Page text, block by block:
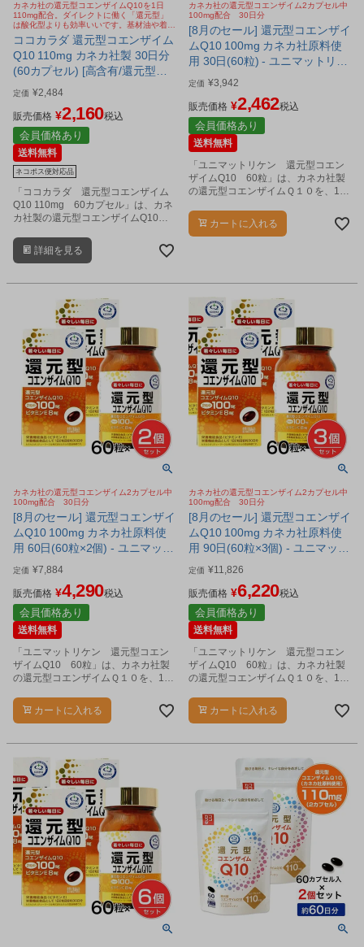
カネカ社の還元型コエンザイムQ10を1日
110mg配合。ダイレクトに働く「還元型」
は酸化型よりも効率いいです。基材油や着色
カプセルにもこだわり。
ココカラダ 還元型コエンザイム
Q10 110mg カネカ社製 30日分
(60カプセル) [高含有/還元型
COQ10] ※ネコポス対応商品
定価 ¥2,484
販売価格 ¥2,160税込
会員価格あり
送料無料
ネコポス便対応品
「ココカラダ 還元型コエンザイム
Q10 110mg 60カプセル」は、カネ
カ社製の還元型コエンザイムQ10
た、高含有サプリメントです。
詳細を見る
カネカ社の還元型コエンザイム2カプセル中
100mg配合 30日分
[8月のセール] 還元型コエンザイ
ムQ10 100mg カネカ社原料使
用 30日(60粒) - ユニマットリケ
ン [カネカ社原料/100mg]
定価 ¥3,942
販売価格 ¥2,462税込
会員価格あり
送料無料
「ユニマットリケン 還元型コエン
ザイムQ10 60粒」は、カネカ社製
の還元型コエンザイムＱ１０を、1日
ミンEを配合した栄養機能食品（ビタ
ミンＥ）です。
カートに入れる
カネカ社の還元型コエンザイム2カプセル中
100mg配合 30日分
[8月のセール] 還元型コエンザイ
ムQ10 100mg カネカ社原料使
用 60日(60粒×2個) - ユニマット
リケン [カネカ社原料/100mg]
定価 ¥7,884
販売価格 ¥4,290税込
会員価格あり
送料無料
「ユニマットリケン 還元型コエン
ザイムQ10 60粒」は、カネカ社製
の還元型コエンザイムＱ１０を、1日
ミンEを配合した栄養機能食品（ビタ
ミンＥ）です。
カートに入れる
カネカ社の還元型コエンザイム2カプセル中
100mg配合 30日分
[8月のセール] 還元型コエンザイ
ムQ10 100mg カネカ社原料使
用 90日(60粒×3個) - ユニマット
リケン [カネカ社原料/100mg]
定価 ¥11,826
販売価格 ¥6,220税込
会員価格あり
送料無料
「ユニマットリケン 還元型コエン
ザイムQ10 60粒」は、カネカ社製
の還元型コエンザイムＱ１０を、1日
ミンEを配合した栄養機能食品（ビタ
ミンＥ）です。
カートに入れる